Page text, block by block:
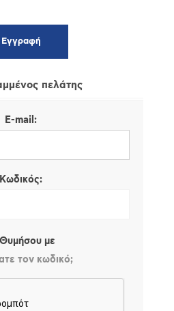
πελάτης
E-mail:
Κωδικός:
Θυμήσου με
τον κωδικό;